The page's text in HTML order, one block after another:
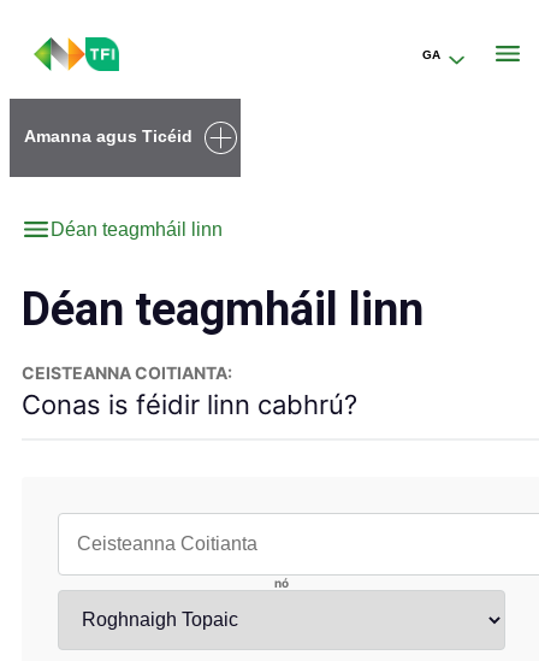
Go to the transportforireland.ie homepage (opens in a new tab)
GA
Amanna agus Ticéid
Déan teagmháil linn
Déan teagmháil linn
CEISTEANNA COITIANTA:
Conas is féidir linn cabhrú?
Eochairfhocal Ceisteanna Coitianta
nó
Roghnaigh Topaic